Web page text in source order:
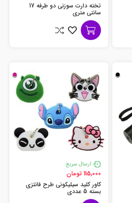
تخته دارت سوزنی دو طرفه 17
سانتی متری
ارسال سریع
115,000 تومان
کاور کلید سیلیکونی طرح فانتزی
بسته 5 عددی